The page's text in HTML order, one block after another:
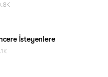
İsteyenlere